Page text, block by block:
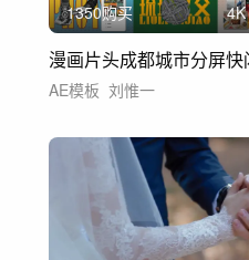
1350购买 4K
AE模板 刘惟一